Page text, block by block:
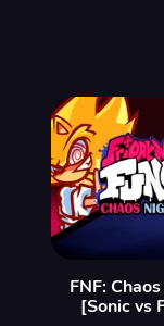
FNF:
[Sonic vs